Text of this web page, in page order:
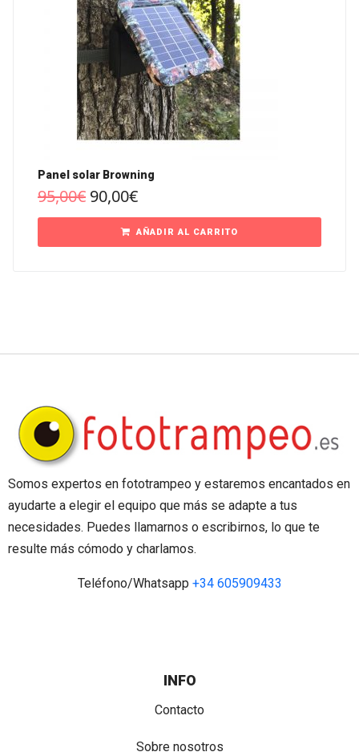
Panel solar Browning
95,00€ 90,00€
AÑADIR AL CARRITO
Somos expertos en fototrampeo y estaremos encantados en
ayudarte a elegir el equipo que más se adapte a tus
necesidades. Puedes llamarnos o escribirnos, lo que te
resulte más cómodo y charlamos.
Teléfono/Whatsapp +34 605909433
INFO
Contacto
Sobre nosotros